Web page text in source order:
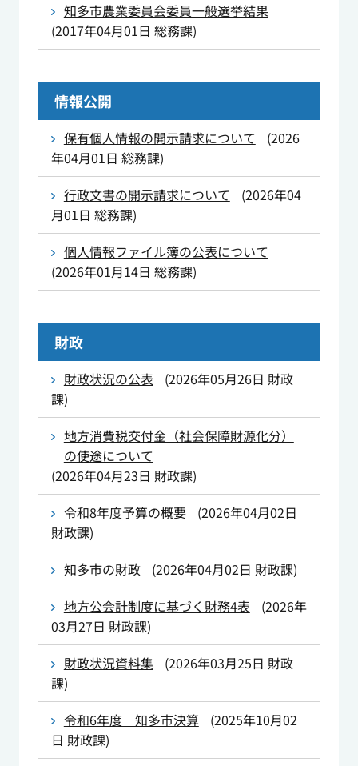
知多市農業委員会委員一般選挙結果
(2017年04月01日 総務課)
情報公開
保有個人情報の開示請求について (2026
年04月01日 総務課)
行政文書の開示請求について
(2026年04
月01日 総務課)
個人情報ファイル簿の公表について
(2026年01月14日 総務課)
財政
財政状況の公表 (2026年05月26日 財政
課)
地方消費税交付金（社会保障財源化分）
の使途について
(2026年04月23日 財政課)
令和8年度予算の概要
(2026年04月02日
財政課)
知多市の財政
(2026年04月02日 財政課)
地方公会計制度に基づく財務4表
(2026年
03月27日 財政課)
財政状況資料集
(2026年03月25日 財政
課)
令和6年度 知多市決算
(2025年10月02
日 財政課)